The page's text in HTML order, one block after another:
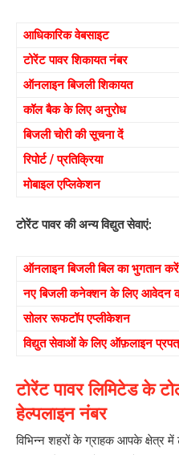
आधिकारिक वेबसाइट
टोरेंट पावर शिकायत नंबर
ऑनलाइन बिजली शिकायत
कॉल बैक के लिए अनुरोध
बिजली चोरी की सूचना दें
रिपोर्ट / प्रतिक्रिया
मोबाइल एप्लिकेशन
टोरेंट पावर की अन्य विद्युत सेवाएं:
ऑनलाइन बिजली बिल का भुगतान करें
नए बिजली कनेक्शन के लिए आवेदन
सोलर रूफटॉप एप्लीकेशन
विद्युत सेवाओं के लिए ऑफ़लाइन
टोरेंट पावर लिमिटेड के
हेल्पलाइन नंबर
विभिन्न शहरों के ग्राहक आपके क्षेत्र